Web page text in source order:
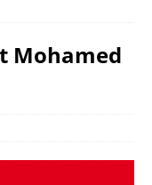
Mohamed